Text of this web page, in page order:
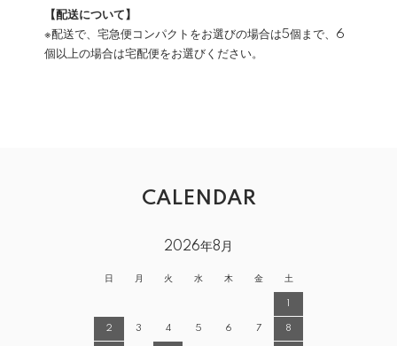
【配送について】
※配送で、宅急便コンパクトをお選びの場合は5個まで、6
個以上の場合は宅配便をお選びください。
CALENDAR
2026年8月
日 月 火 水 木 金 土
1
2 3 4 5 6 7 8